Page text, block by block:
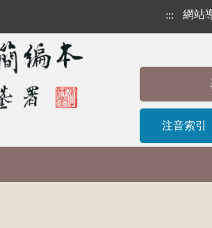
::: 網站
注音索引